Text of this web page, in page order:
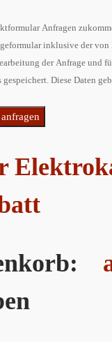
Anfragen
inklusive der von
der Anfrage und
gespeichert. Diese Daten